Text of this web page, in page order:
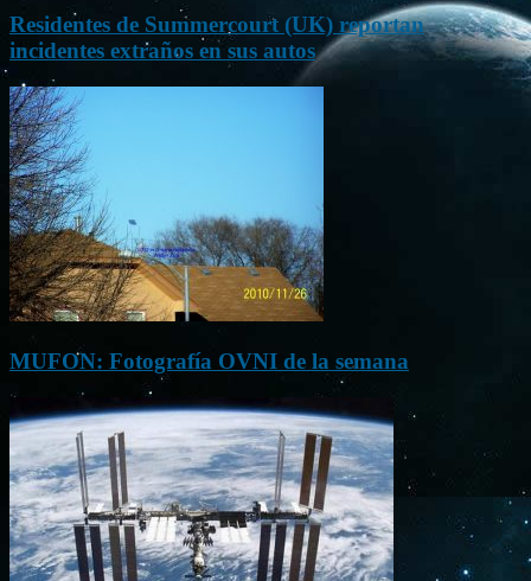
Residentes de Summercourt (UK) reportan
incidentes extraños en sus autos
MUFON: Fotografía OVNI de la semana